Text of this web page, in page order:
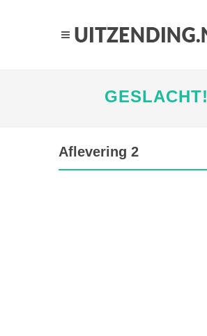
GESLACHT!
Aflevering 2